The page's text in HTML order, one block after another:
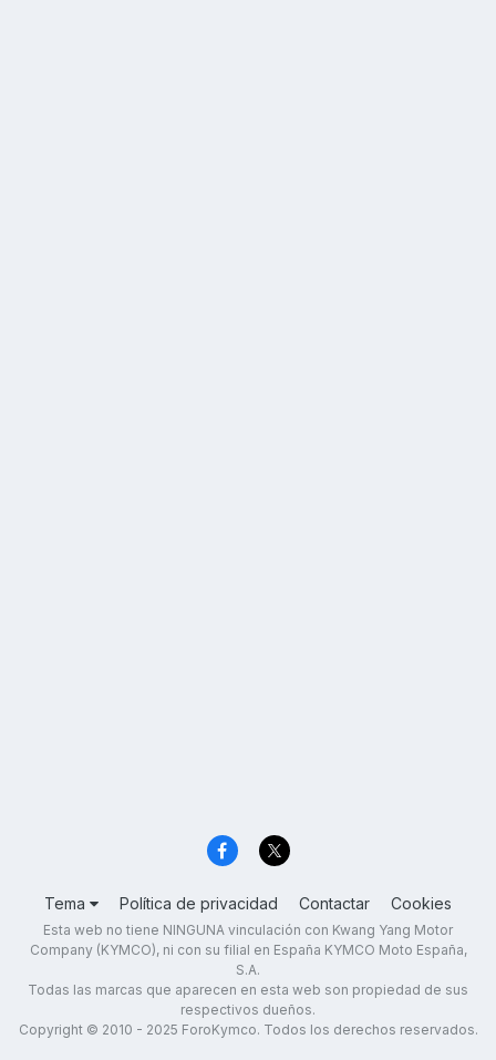
Tema Política de privacidad Contactar Cookies
Esta web no tiene NINGUNA vinculación con Kwang Yang Motor
Company (KYMCO), ni con su filial en España KYMCO Moto España,
S.A.
Todas las marcas que aparecen en esta web son propiedad de sus
respectivos dueños.
Copyright © 2010 - 2025 ForoKymco. Todos los derechos reservados.